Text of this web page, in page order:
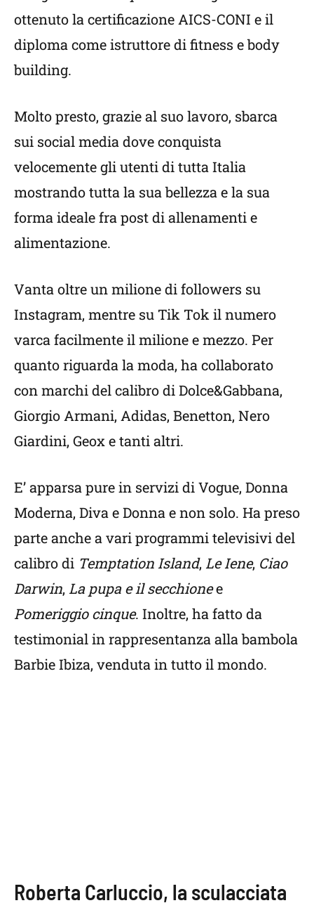
ottenuto la certificazione AICS-CONI e il
diploma come istruttore di fitness e body
building.
Molto presto, grazie al suo lavoro, sbarca
sui social media dove conquista
velocemente gli utenti di tutta Italia
mostrando tutta la sua bellezza e la sua
forma ideale fra post di allenamenti e
alimentazione.
Vanta oltre un milione di followers su
Instagram, mentre su Tik Tok il numero
varca facilmente il milione e mezzo. Per
quanto riguarda la moda, ha collaborato
con marchi del calibro di Dolce&Gabbana,
Giorgio Armani, Adidas, Benetton, Nero
Giardini, Geox e tanti altri.
E’ apparsa pure in servizi di Vogue, Donna
Moderna, Diva e Donna e non solo. Ha preso
parte anche a vari programmi televisivi del
calibro di Temptation Island, Le Iene, Ciao
Darwin, La pupa e il secchionee
Pomeriggio cinque. Inoltre, ha fatto da
testimonial in rappresentanza alla bambola
Barbie Ibiza, venduta in tutto il mondo.
Roberta Carluccio, la sculacciata